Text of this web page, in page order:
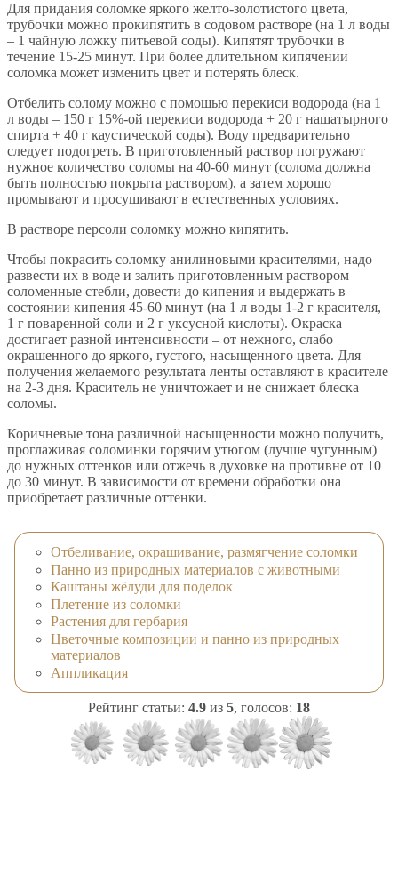
Для придания соломке яркого желто-золотистого цвета,
трубочки можно прокипятить в содовом растворе (на 1 л воды
– 1 чайную ложку питьевой соды). Кипятят трубочки в
течение 15-25 минут. При более длительном кипячении
соломка может изменить цвет и потерять блеск.
Отбелить солому можно с помощью перекиси водорода (на 1
л воды – 150 г 15%-ой перекиси водорода + 20 г нашатырного
спирта + 40 г каустической соды). Воду предварительно
следует подогреть. В приготовленный раствор погружают
нужное количество соломы на 40-60 минут (солома должна
быть полностью покрыта раствором), а затем хорошо
промывают и просушивают в естественных условиях.
В растворе персоли соломку можно кипятить.
Чтобы покрасить соломку анилиновыми красителями, надо
развести их в воде и залить приготовленным раствором
соломенные стебли, довести до кипения и выдержать в
состоянии кипения 45-60 минут (на 1 л воды 1-2 г красителя,
1 г поваренной соли и 2 г уксусной кислоты). Окраска
достигает разной интенсивности – от нежного, слабо
окрашенного до яркого, густого, насыщенного цвета. Для
получения желаемого результата ленты оставляют в красителе
на 2-3 дня. Краситель не уничтожает и не снижает блеска
соломы.
Коричневые тона различной насыщенности можно получить,
проглаживая соломинки горячим утюгом (лучше чугунным)
до нужных оттенков или отжечь в духовке на противне от 10
до 30 минут. В зависимости от времени обработки она
приобретает различные оттенки.
Отбеливание, окрашивание, размягчение соломки
Панно из природных материалов с животными
Каштаны жёлуди для поделок
Плетение из соломки
Растения для гербария
Цветочные композиции и панно из природных
материалов
Аппликация
Рейтинг статьи: 4.9 из 5, голосов: 18